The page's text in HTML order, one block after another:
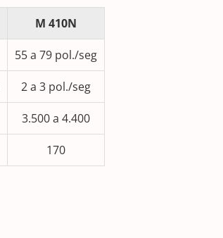
M 410N
55 a 79 pol./seg
2 a 3 pol./seg
3.500 a 4.400
170